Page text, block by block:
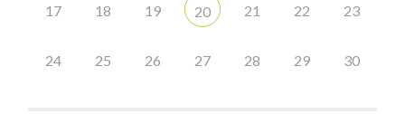
17 18 19 20 21 22 23
24 25 26 27 28 29 30